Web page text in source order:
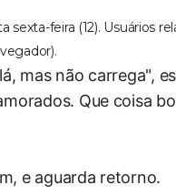
feira (12). Usuários
mas não carrega",
Que coisa
e aguarda retorno.